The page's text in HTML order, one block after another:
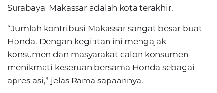
Surabaya. Makassar adalah kota terakhir.
“Jumlah kontribusi Makassar sangat besar buat
Honda. Dengan kegiatan ini mengajak
konsumen dan masyarakat calon konsumen
menikmati keseruan bersama Honda sebagai
apresiasi,” jelas Rama sapaannya.